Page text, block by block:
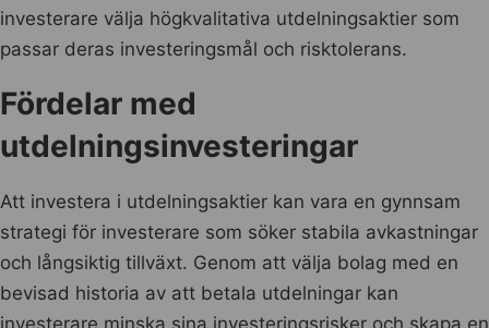
investerare välja högkvalitativa utdelningsaktier som
passar deras investeringsmål och risktolerans.
Fördelar med
utdelningsinvesteringar
Att investera i utdelningsaktier kan vara en gynnsam
strategi för investerare som söker stabila avkastningar
och långsiktig tillväxt. Genom att välja bolag med en
bevisad historia av att betala utdelningar kan
investerare minska sina investeringsrisker och skapa en